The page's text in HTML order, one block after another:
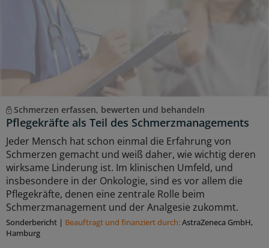
Schmerzen erfassen, bewerten und behandeln
Pflegekräfte als Teil des Schmerzmanagements
Jeder Mensch hat schon einmal die Erfahrung von
Schmerzen gemacht und weiß daher, wie wichtig deren
wirksame Linderung ist. Im klinischen Umfeld, und
insbesondere in der Onkologie, sind es vor allem die
Pflegekräfte, denen eine zentrale Rolle beim
Schmerzmanagement und der Analgesie zukommt.
Sonderbericht | Beauftragt und ﬁnanziert durch:AstraZeneca GmbH,
Hamburg